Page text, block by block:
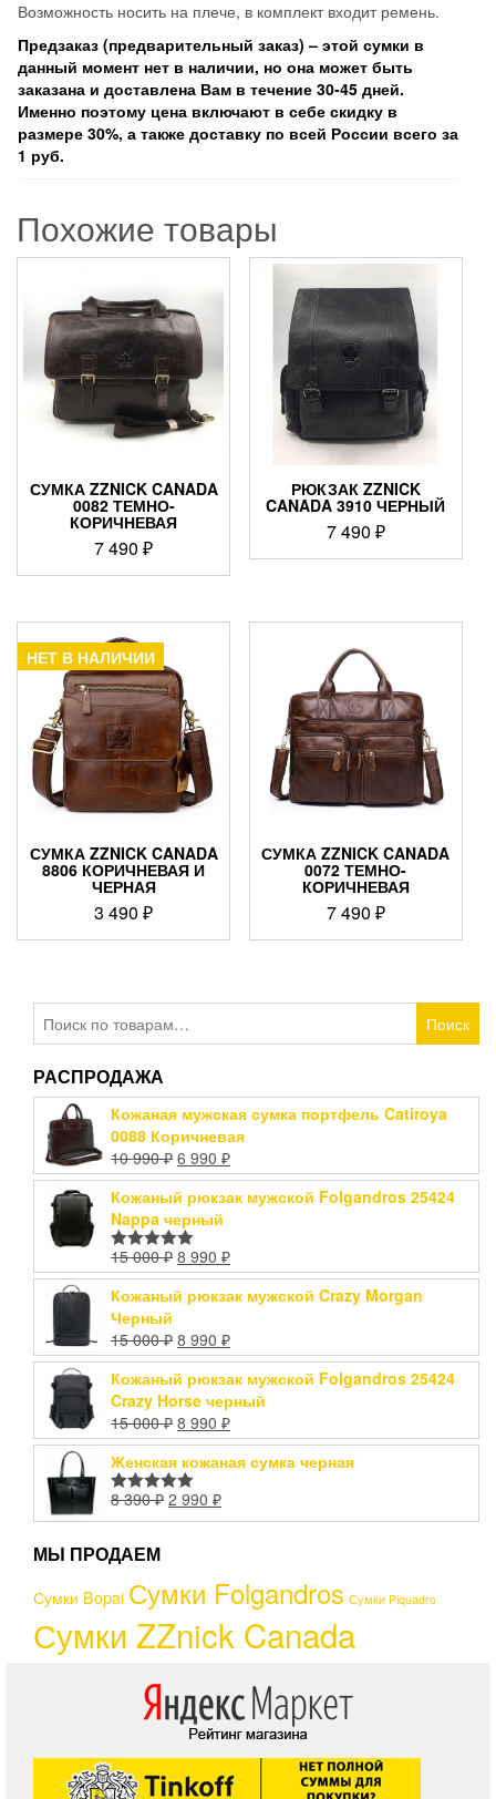
Возможность носить на плече, в комплект входит ремень.
Предзаказ (предварительный заказ) – этой сумки в
данный момент нет в наличии, но она может быть
заказана и доставлена Вам в течение 30-45 дней.
Именно поэтому цена включают в себе скидку в
размере 30%, а также доставку по всей России всего за
1 руб.
Похожие товары
СУМКА ZZNICK CANADA
0082 ТЕМНО-
КОРИЧНЕВАЯ
7 490₽
РЮКЗАК ZZNICK
CANADA 3910 ЧЕРНЫЙ
7 490 ₽
НЕТ В НАЛИЧИИ
СУМКА ZZNICK CANADA
8806 КОРИЧНЕВАЯ И
ЧЕРНАЯ
3 490₽
СУМКА ZZNICK CANADA
0072 ТЕМНО-
КОРИЧНЕВАЯ
7 490 ₽
Поиск
РАСПРОДАЖА
Кожаная мужская сумка портфель Catiroya
0088 Коричневая
10 990₽ 6 990 ₽
Кожаный рюкзак мужской Folgandros 25424
Nappa черный
Оценка5.00
из 5
15 000₽ 8 990 ₽
Кожаный рюкзак мужской Crazy Morgan
Черный
15 000₽ 8 990 ₽
Кожаный рюкзак мужской Folgandros 25424
Crazy Horse черный
15 000₽ 8 990 ₽
Женская кожаная сумка черная
Оценка 5.00
из 5
8 390₽ 2 990 ₽
МЫ ПРОДАЕМ
Сумки Bopai Сумки Folgandros Сумки Piquadro
Сумки ZZnick Canada